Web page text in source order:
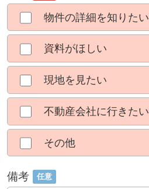
物件の詳細を知りたい
資料がほしい
現地を見たい
不動産会社に行きたい
その他
備考 任意